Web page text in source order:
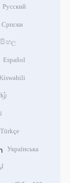
Русский
Српски
සිංහල
Español
Türkçe
Українська